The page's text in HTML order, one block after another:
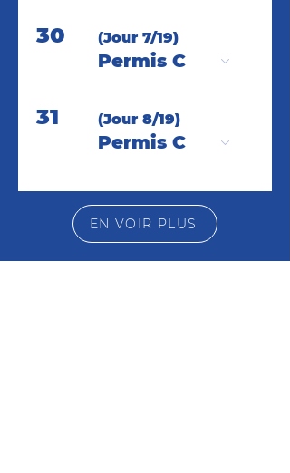
30 (Jour 7/19)
Permis C
31 (Jour 8/19)
Permis C
EN VOIR PLUS